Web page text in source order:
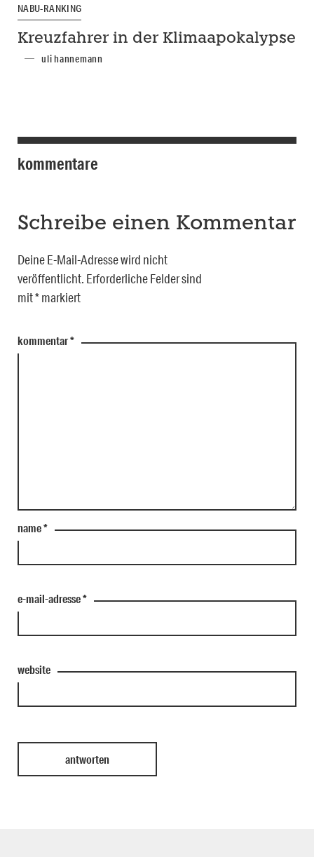
NABU-RANKING
Kreuzfahrer in der Klimaapokalypse
uli hannemann
kommentare
Schreibe einen Kommentar
Deine E-Mail-Adresse wird nicht
veröffentlicht. Erforderliche Felder sind
mit*markiert
kommentar*
name*
e-mail-adresse*
website